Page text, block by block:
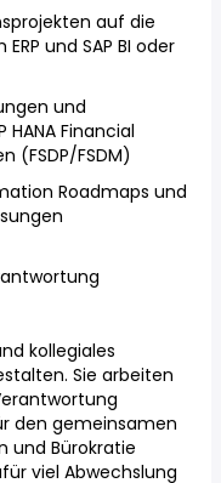
auf die
und SAP BI oder
und
Financial
(FSDP/FSDM)
Roadmaps und
kollegiales
Sie arbeiten
den gemeinsamen
und Bürokratie
viel Abwechslung